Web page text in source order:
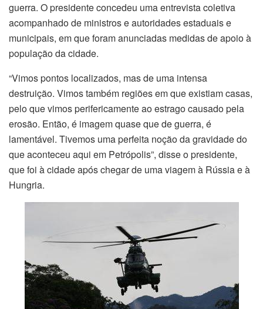
guerra. O presidente concedeu uma entrevista coletiva
acompanhado de ministros e autoridades estaduais e
municipais, em que foram anunciadas medidas de apoio à
população da cidade.
“Vimos pontos localizados, mas de uma intensa
destruição. Vimos também regiões em que existiam casas,
pelo que vimos perifericamente ao estrago causado pela
erosão. Então, é imagem quase que de guerra, é
lamentável. Tivemos uma perfeita noção da gravidade do
que aconteceu aqui em Petrópolis”, disse o presidente,
que foi à cidade após chegar de uma viagem à Rússia e à
Hungria.